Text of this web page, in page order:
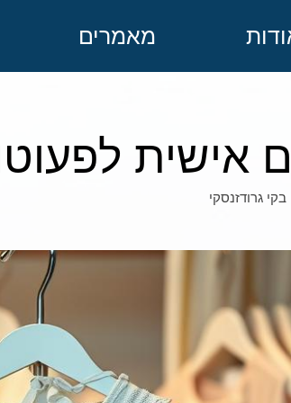
מאמרים
אישית
בקי גרודזנסקי